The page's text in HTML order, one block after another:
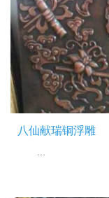
八仙献瑞铜浮雕